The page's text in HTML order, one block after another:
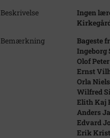
Beskrivelse
Ingen
Bemærkning
Bageste
Ingeborg
Olof
Ernst
Orla
Wilfred
Elith Kaj
Anders
Edvard
Erik